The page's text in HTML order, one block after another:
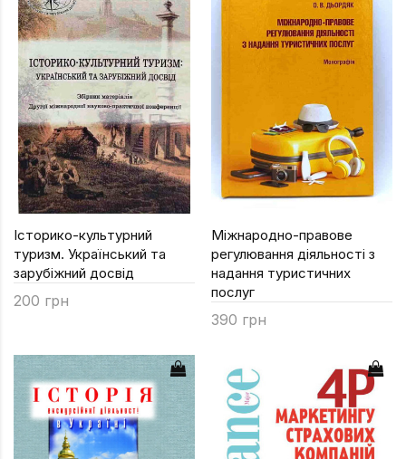
Географія
Геологія
Економіка
Журналістика
Іноземні мови
Історія
Кібернетика
Педагогіка
Підручники
Право
Психології
РЕКС
Філософський
Хімічний
ДЛЯ ВСІХ
Уся атрибутика
Історико-культурний
туризм. Український та
зарубіжний досвід
200 грн
Міжнародно-правове
регулювання діяльності з
надання туристичних
послуг
390 грн